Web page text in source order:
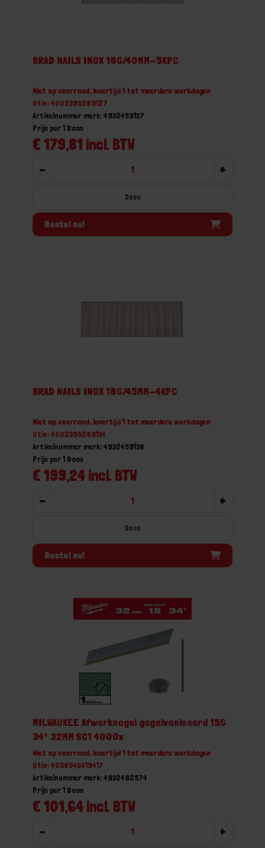
BRAD NAILS INOX 18G/40MM-5KPC
Niet op voorraad, levertijd 1 tot meerdere werkdagen
Gtin: 4002395289127
Artikelnummer merk: 4932459137
€ 179,81 incl. BTW
Prijs per 1 Doos
- +
Doos
Bestel nu!
BRAD NAILS INOX 18G/45MM-4KPC
Niet op voorraad, levertijd 1 tot meerdere werkdagen
Gtin: 4002395289134
Artikelnummer merk: 4932459138
€ 199,24 incl. BTW
Prijs per 1 Doos
- +
Doos
Bestel nu!
MILWAUKEE Afwerknagel gegalvaniseerd 15G
34° 32MM SC1 4000x
Niet op voorraad, levertijd 1 tot meerdere werkdagen
Gtin: 4058546419417
Artikelnummer merk: 4932492574
€ 101,64 incl. BTW
Prijs per 1 Doos
- +